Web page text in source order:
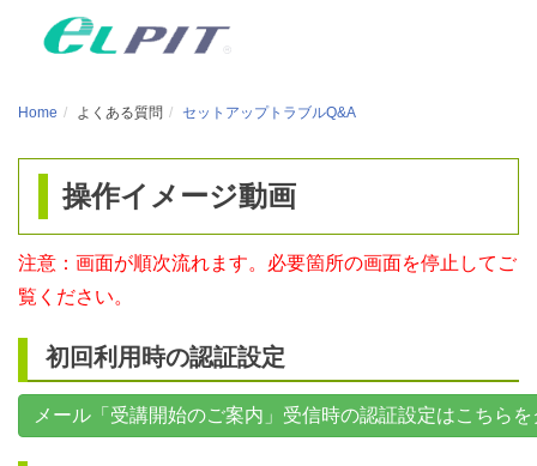
を
て、
こ
Home よくある質問 セットアップトラブルQ&A
操作イメージ動画
注意：画面が順次流れます。必要箇所の画面を停止してご
覧ください。
初回利用時の認証設定
メール「受講開始のご案内」受信時の認証設定はこちら